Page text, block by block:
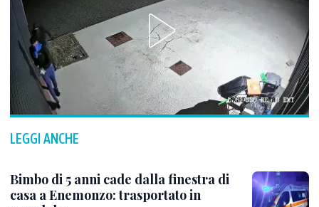
LEGGI ANCHE
Bimbo di 5 anni cade dalla finestra di
casa a Enemonzo: trasportato in